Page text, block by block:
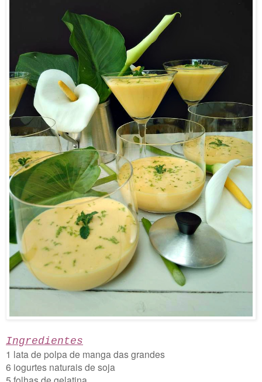
Ingredientes
1 lata de polpa de manga das grandes
6 iogurtes naturais de soja